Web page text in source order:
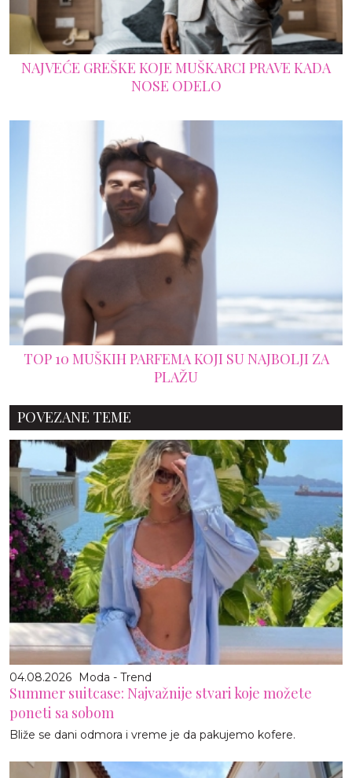
NAJVEĆE GREŠKE KOJE MUŠKARCI PRAVE KADA
NOSE ODELO
TOP 10 MUŠKIH PARFEMA KOJI SU NAJBOLJI ZA
PLAŽU
POVEZANE TEME
04.08.2026 Moda - Trend
Summer suitcase: Najvažnije stvari koje možete
poneti sa sobom
Bliže se dani odmora i vreme je da pakujemo kofere.